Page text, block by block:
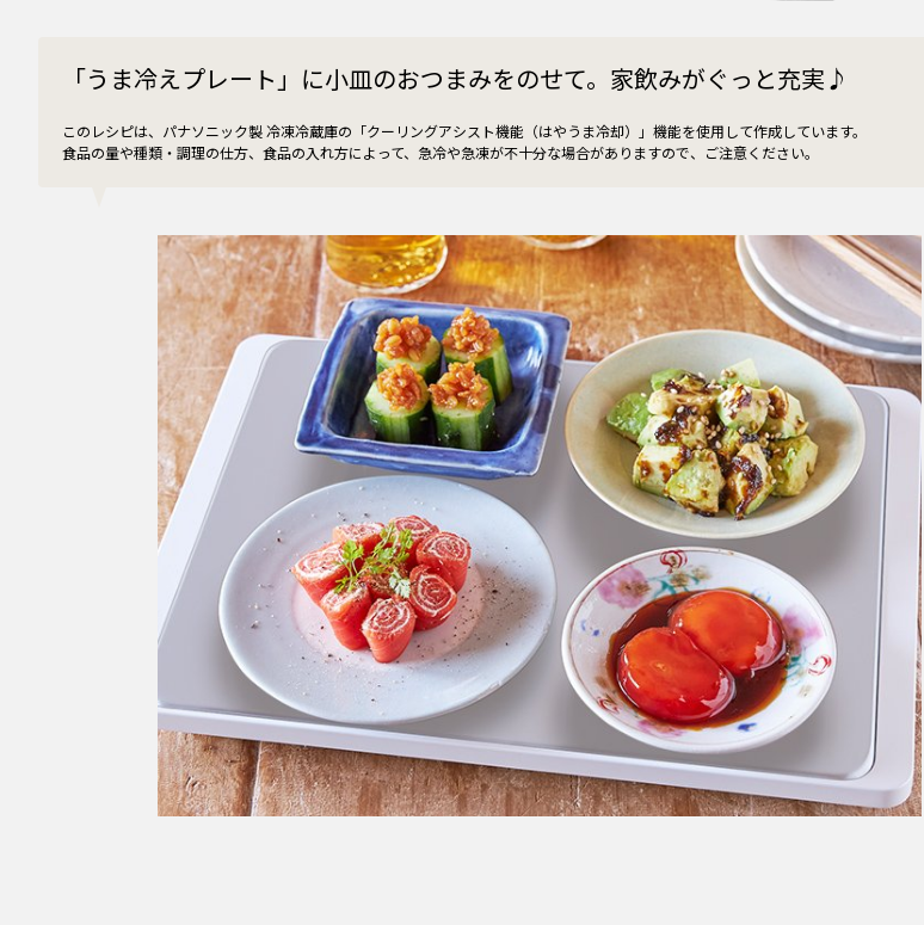
「うま冷えプレート」に小皿のおつまみをのせて。家飲みがぐっと充実♪
このレシピは、パナソニック製 冷凍冷蔵庫の「クーリングアシスト機能（はやうま冷却）」機能を使用して作成しています。
食品の量や種類・調理の仕方、食品の入れ方によって、急冷や急凍が不十分な場合がありますので、ご注意ください。